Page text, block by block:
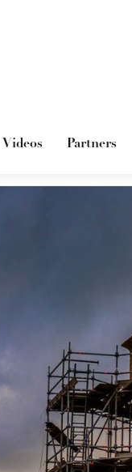
Videos Partners